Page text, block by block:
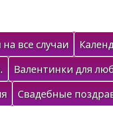
все случаи
Валентинки для
Свадебные